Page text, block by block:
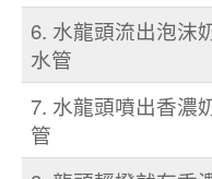
6. 水龍頭流出泡沫
水管
7. 水龍頭噴出香濃
管